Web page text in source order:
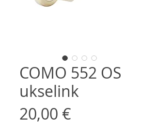
COMO 552 OS
ukselink
20,00 €